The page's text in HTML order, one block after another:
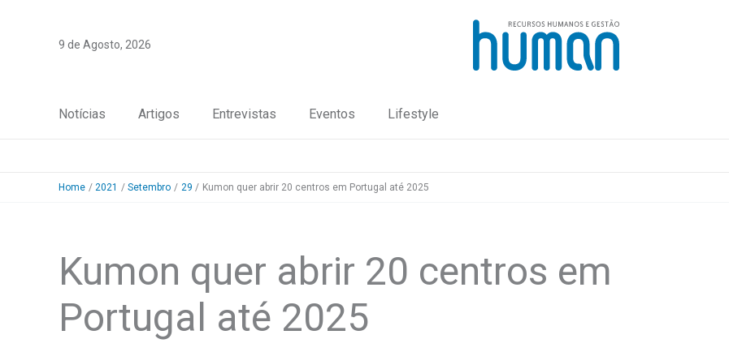
9 de Agosto, 2026
Notícias Artigos Entrevistas Eventos Lifestyle
Home 2021 Setembro 29 Kumon quer abrir 20 centros em Portugal até 2025
Kumon quer abrir 20 centros em
Portugal até 2025